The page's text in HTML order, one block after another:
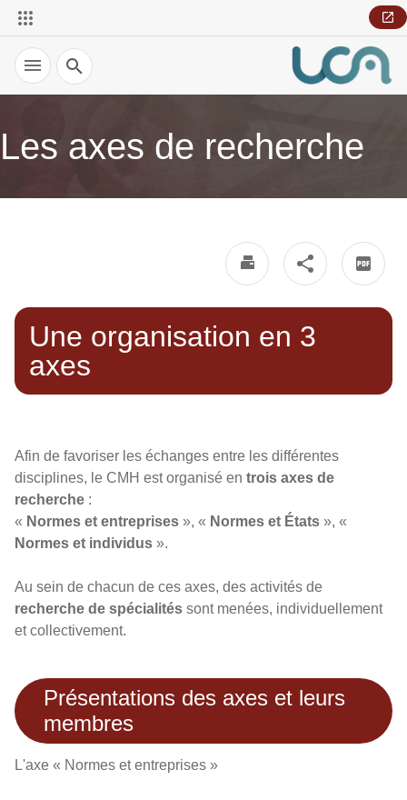
Recherche
Les axes de recherche
Une organisation en 3
axes
Afin de favoriser les échanges entre les différentes
disciplines, le CMH est organisé en trois axes de
recherche :
« Normes et entreprises », « Normes et États », «
Normes et individus ».
Au sein de chacun de ces axes, des activités de
recherche de spécialités sont menées, individuellement
et collectivement.
Présentations des axes et leurs
membres
L'axe « Normes et entreprises »